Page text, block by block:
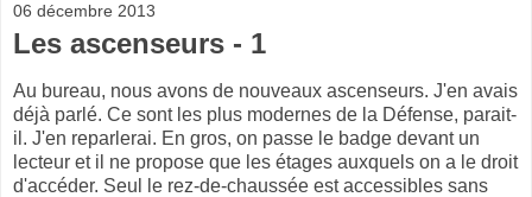
06 décembre 2013
Les ascenseurs - 1
Au bureau, nous avons de nouveaux ascenseurs. J'en avais
déjà parlé. Ce sont les plus modernes de la Défense, parait-
il. J'en reparlerai. En gros, on passe le badge devant un
lecteur et il ne propose que les étages auxquels on a le droit
d'accéder. Seul le rez-de-chaussée est accessibles sans